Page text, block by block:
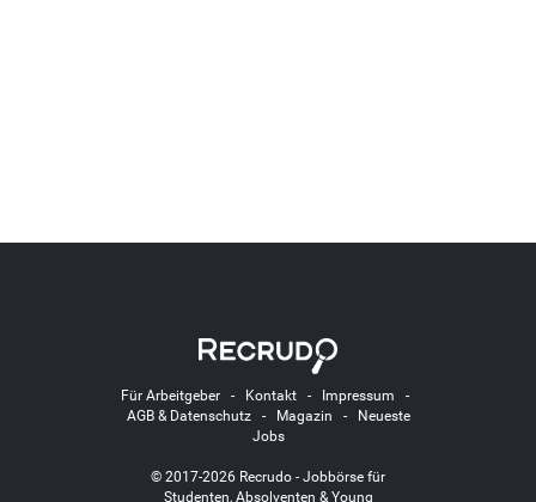
Für Arbeitgeber- Kontakt- Impressum -
AGB & Datenschutz- Magazin -
Neueste
Jobs
© 2017-2026 Recrudo - Jobbörse für
Studenten, Absolventen & Young